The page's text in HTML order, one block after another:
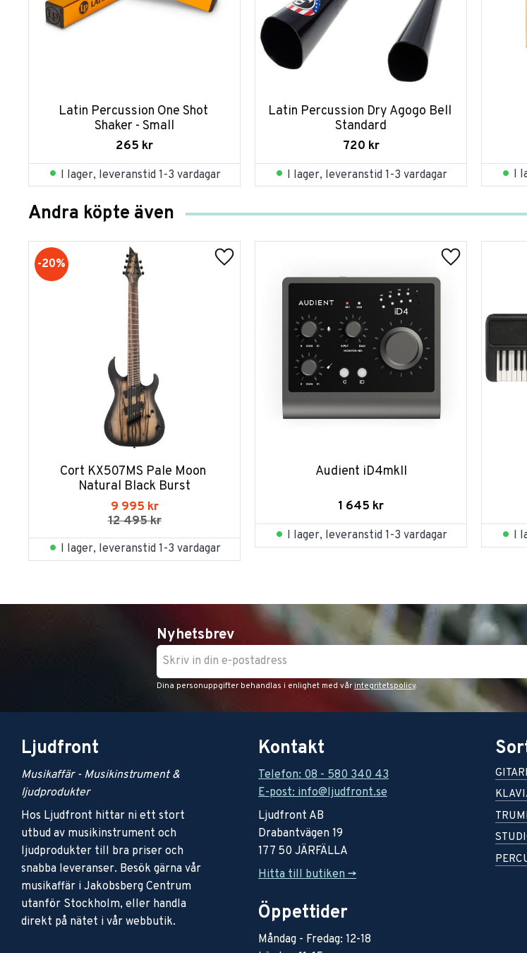
Latin Percussion One Shot
Shaker - Small
265 kr
I lager, leveranstid 1-3 vardagar
Latin Percussion Dry Agogo Bell
Standard
720 kr
I lager, leveranstid 1-3 vardagar I
Andra köpte även
Cort KX507MS Pale Moon
Natural Black Burst
9 995 kr
12 495kr
20%
I lager, leveranstid 1-3 vardagar
Audient iD4mkII
1 645 kr
I lager, leveranstid 1-3 vardagar I
Nyhetsbrev
Dina personuppgifter behandlas i enlighet med vårintegritetspolicy.
Ljudfront
Musikaffär - Musikinstrument &
ljudprodukter
Hos Ljudfront hittar ni ett stort
utbud av musikinstrument och
ljudprodukter till bra priser och
snabba leveranser. Besök gärna vår
musikaffär i Jakobsberg Centrum
utanför Stockholm, eller handla
direkt på nätet i vår webbutik.
Kontakt
Telefon: 08 - 580 340 43
E-post: info@ljudfront.se
Ljudfront AB
Drabantvägen 19
177 50 JÄRFÄLLA
Hitta till butiken ->
Öppettider
Måndag - Fredag: 12-18